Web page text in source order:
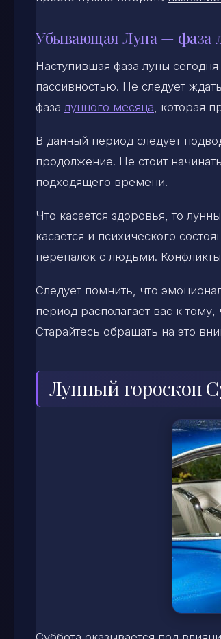
Убывающая Луна — фаза
Наступившая фаза луны
пассивностью. Не следует
фаза лунного месяца , которая
В данный период следует
продолжение. Не стоит
подходящего времени.
Что касается здоровья, то
касается и психического
перепалок с людьми.
Следует помнить, что
период располагает вас к
Старайтесь обращать на это
Лунный гороскоп